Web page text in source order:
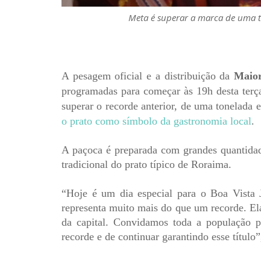
Meta é superar a marca de uma
A pesagem oficial e a distribuição da
programadas para começar às 19h desta
superar o recorde anterior, de uma tonelada
o prato como símbolo da gastronomia local.
A paçoca é preparada com grandes
tradicional do prato típico de Roraima.
“Hoje é um dia especial para o Boa Vista
representa muito mais do que um recorde.
da capital. Convidamos toda a população
recorde e de continuar garantindo esse